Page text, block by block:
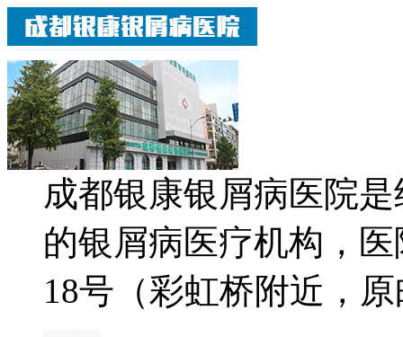
成都银康银屑病医院
的银屑病医疗机构，
18号（彩虹桥附近，